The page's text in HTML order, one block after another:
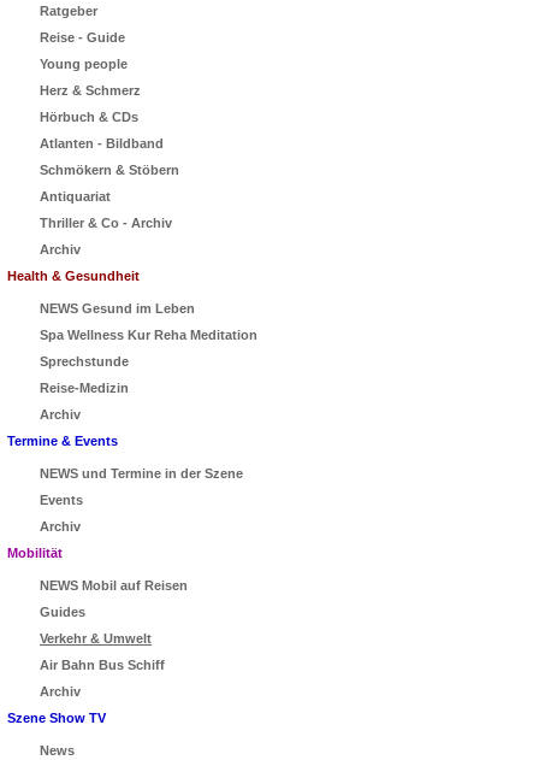
Ratgeber
Reise - Guide
Young people
Herz & Schmerz
Hörbuch & CDs
Atlanten - Bildband
Schmökern & Stöbern
Antiquariat
Thriller & Co - Archiv
Archiv
Health & Gesundheit
NEWS Gesund im Leben
Spa Wellness Kur Reha Meditation
Sprechstunde
Reise-Medizin
Archiv
Termine & Events
NEWS und Termine in der Szene
Events
Archiv
Mobilität
NEWS Mobil auf Reisen
Guides
Verkehr & Umwelt
Air Bahn Bus Schiff
Archiv
Szene Show TV
News